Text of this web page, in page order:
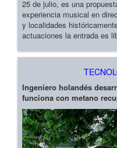
25 de julio, es una
experiencia musical en
y localidades
actuaciones la entrada es
Ingeniero holandés
funciona con metano